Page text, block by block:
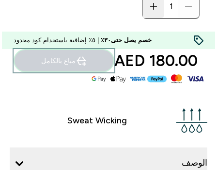
خصم يصل حتى٣٠٪
180.00 AED‎ مباع بالكامل
Sweat Wicking
الوصف